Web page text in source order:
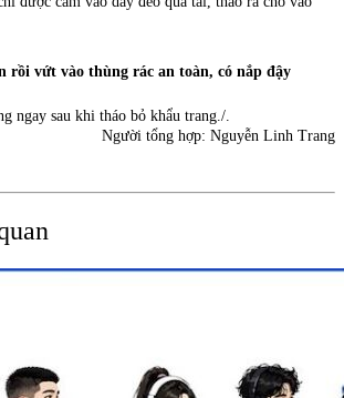
rồi vứt vào thùng rác an toàn, có nắp đậy
ngay sau khi tháo bỏ khẩu trang./.
Người tổng hợp: Nguyễn Linh Trang